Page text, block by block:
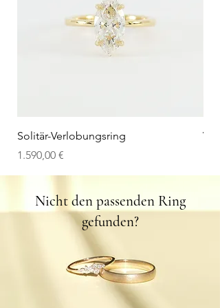
Weitere Infos über Labordiamanten
Solitär-Verlobungsring
Preis
1.590,00 €
V-
Nicht den passenden Ring
gefunden?